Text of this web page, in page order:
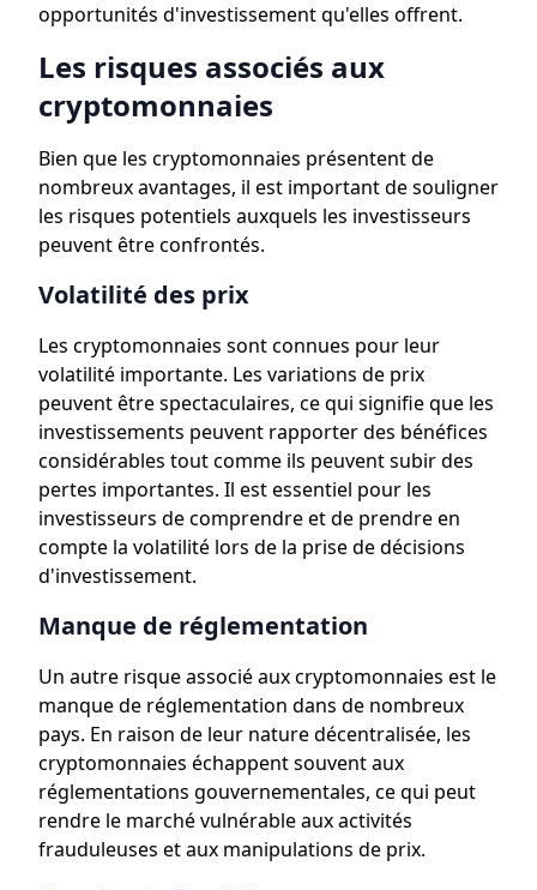
opportunités d'investissement qu'elles offrent.
Les risques associés aux
cryptomonnaies
Bien que les cryptomonnaies présentent de
nombreux avantages, il est important de souligner
les risques potentiels auxquels les investisseurs
peuvent être confrontés.
Volatilité des prix
Les cryptomonnaies sont connues pour leur
volatilité importante. Les variations de prix
peuvent être spectaculaires, ce qui signifie que les
investissements peuvent rapporter des bénéfices
considérables tout comme ils peuvent subir des
pertes importantes. Il est essentiel pour les
investisseurs de comprendre et de prendre en
compte la volatilité lors de la prise de décisions
d'investissement.
Manque de réglementation
Un autre risque associé aux cryptomonnaies est le
manque de réglementation dans de nombreux
pays. En raison de leur nature décentralisée, les
cryptomonnaies échappent souvent aux
réglementations gouvernementales, ce qui peut
rendre le marché vulnérable aux activités
frauduleuses et aux manipulations de prix.